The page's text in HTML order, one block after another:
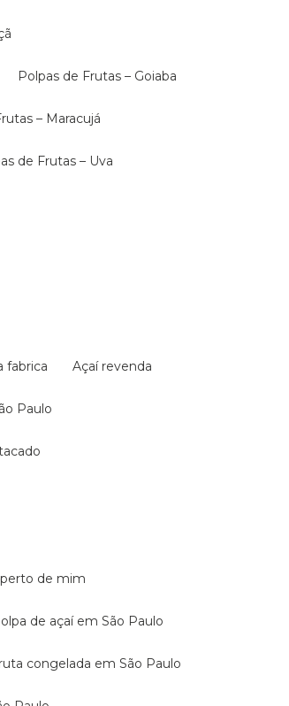
Polpas de Frutas – Goiaba
– Maracujá
de Frutas – Uva
fabrica Açaí revenda
Paulo
perto de mim
de açaí em São Paulo
congelada em São Paulo